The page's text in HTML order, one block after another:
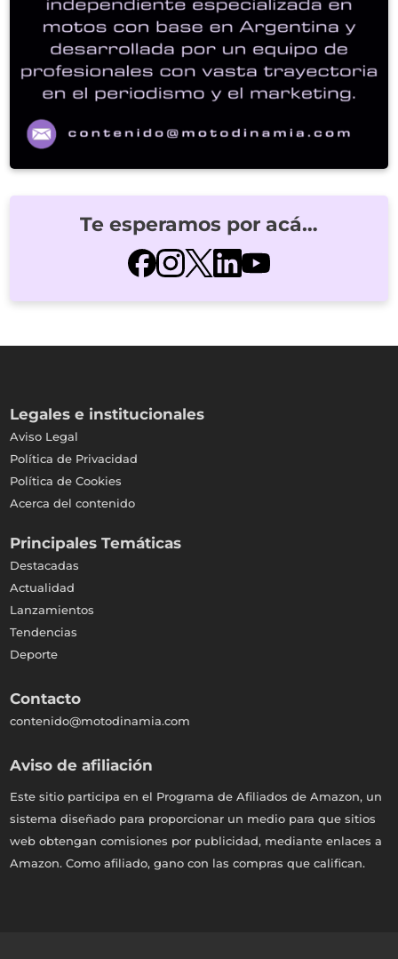
Te esperamos por acá…
Legales e institucionales
Aviso Legal
Política de Privacidad
Política de Cookies
Acerca del contenido
Principales Temáticas
Destacadas
Actualidad
Lanzamientos
Tendencias
Deporte
Contacto
contenido@motodinamia.com
Aviso de afiliación
Este sitio participa en el Programa de Afiliados de Amazon, un
sistema diseñado para proporcionar un medio para que sitios
web obtengan comisiones por publicidad, mediante enlaces a
Amazon. Como afiliado, gano con las compras que califican.